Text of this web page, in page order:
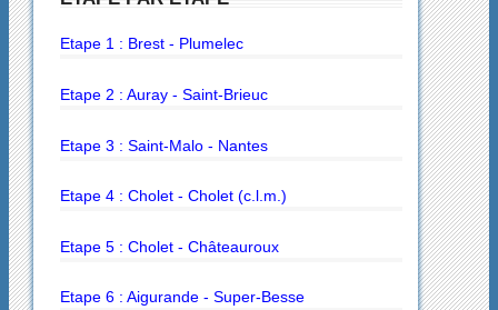
Etape 1 : Brest - Plumelec
Etape 2 : Auray - Saint-Brieuc
Etape 3 : Saint-Malo - Nantes
Etape 4 : Cholet - Cholet (c.l.m.)
Etape 5 : Cholet - Châteauroux
Etape 6 : Aigurande - Super-Besse